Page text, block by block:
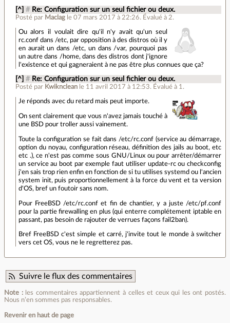
[^] # Re: Configuration sur un seul fichier ou deux.
Posté par Maclag le 07 mars 2017 à 22:26. Évalué à 2.
Ou alors il voulait dire qu'il n'y avait qu'un seul
rc.conf dans /etc, par opposition à des distros où il y
en aurait un dans /etc, un dans /var, pourquoi pas
un autre dans /home, dans des distros dont j'ignore
l'existence et qui gagneraient à ne pas être plus connues que ça?
[^] # Re: Configuration sur un seul fichier ou deux.
Posté par Kwiknclean le 11 avril 2017 à 12:53.Évalué à 1.
Je réponds avec du retard mais peut importe.
On sent clairement que vous n'avez jamais touché à
une BSD pour troller aussi vainement.
Toute la configuration se fait dans /etc/rc.conf (service au démarrage,
option du noyau, configuration réseau, définition des jails au boot, etc
etc .), ce n'est pas comme sous GNU/Linux ou pour arrêter/démarrer
un service au boot par exemple faut utiliser update-rc ou checkconfig
j'en sais trop rien enfin en fonction de si tu utilises systemd ou l'ancien
system init, puis proportionnellement à la force du vent et ta version
d'OS, bref un foutoir sans nom.
Pour FreeBSD /etc/rc.conf et fin de chantier, y a juste /etc/pf.conf
pour la partie firewalling en plus (qui enterre complétement iptable en
passant, pas besoin de rajouter de verrues façons fail2ban).
Bref FreeBSD c'est simple et carré, j'invite tout le monde à switcher
vers cet OS, vous ne le regretterez pas.
Suivre le flux des commentaires
Note :les commentaires appartiennent à celles et ceux qui les ont postés.
Nous n’en sommes pas responsables.
Revenir en haut de page